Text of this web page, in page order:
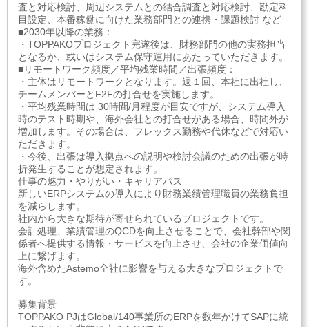
査と対応検討、周辺システムとの結合調査と対応検討、勘定科
目設定、本番稼働に向けた業務部門との連携・課題検討 など
■2030年以降の業務：
・TOPPAKOプロジェクト完遂後は、財務部門の他の実務担当
となるか、或いはシステム保守運用にあたっていただきます。
■リモートワーク頻度／平均残業時間／出張頻度：
・主体はリモートワークとなります。週１回、本社に出社し、
チームメンバーとF2Fの打合せを実施します。
・平均残業時間は 30時間/月程度が目安ですが、システム導入
時のテスト時期や、海外会社との打合せがある場合、時間外が
増加します。その場合は、フレックス勤務や代休などで対応い
ただきます。
・今後、出張は導入拠点への説明や検討会議のための出張が時
折発生することが想定されます。
仕事の魅力・やりがい・キャリアパス
新しいERPシステムの導入により財務業績管理職員の業務負担
を減らします。
社内から大きな期待が寄せられているプロジェクトです。
会計処理、業績管理のQCDを向上させることで、会社幹部や関
係者へ提供する情報・サービスを向上させ、会社の企業価値向
上に繋げます。
海外含めたAstemo全社に影響を与える大きなプロジェクトで
す。
募集背景
TOPPAKO PJはGlobal/140事業所のERPを数年かけてSAPに統